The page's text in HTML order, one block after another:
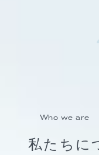
Who we are
私たちに